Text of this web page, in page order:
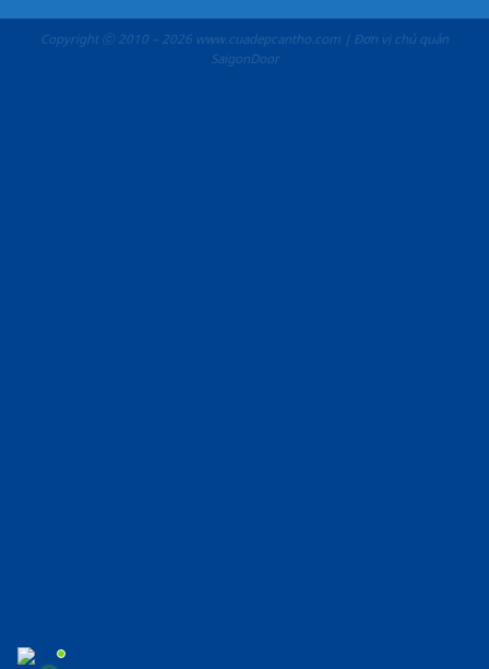
Copyright ⓒ 2010 – 2026 www.cuadepcantho.com | Đơn vị chủ quản
SaigonDoor